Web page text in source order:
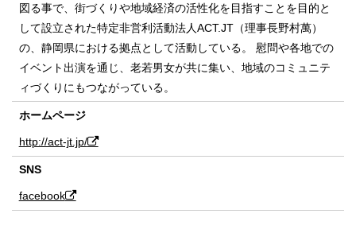
図る事で、街づくりや地域経済の活性化を目指すことを目的と
して設立された特定非営利活動法人ACT.JT（理事長野村萬）
の、静岡県における拠点として活動している。 慰問や各地での
イベント出演を通じ、老若男女が共に集い、地域のコミュニテ
ィづくりにもつながっている。
ホームページ
http://act-jt.jp/
SNS
facebook